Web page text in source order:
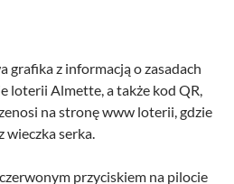
grafika z informacją o zasadach
loterii Almette, a także kod QR,
na stronę www loterii, gdzie
wieczka serka.
przyciskiem na pilocie